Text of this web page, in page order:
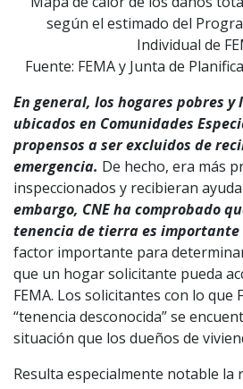
según el estimado del
Individual de
Fuente: FEMA y Junta de
En general, los hogares pobres y
ubicados en Comunidades
propensos a ser excluidos de
emergencia. De hecho, era más
inspeccionados y recibieran
embargo, CNE ha comprobado
tenencia de tierra es importante
factor importante para
que un hogar solicitante pueda
FEMA. Los solicitantes con lo que
“tenencia desconocida” se
situación que los dueños de
Resulta especialmente notable la